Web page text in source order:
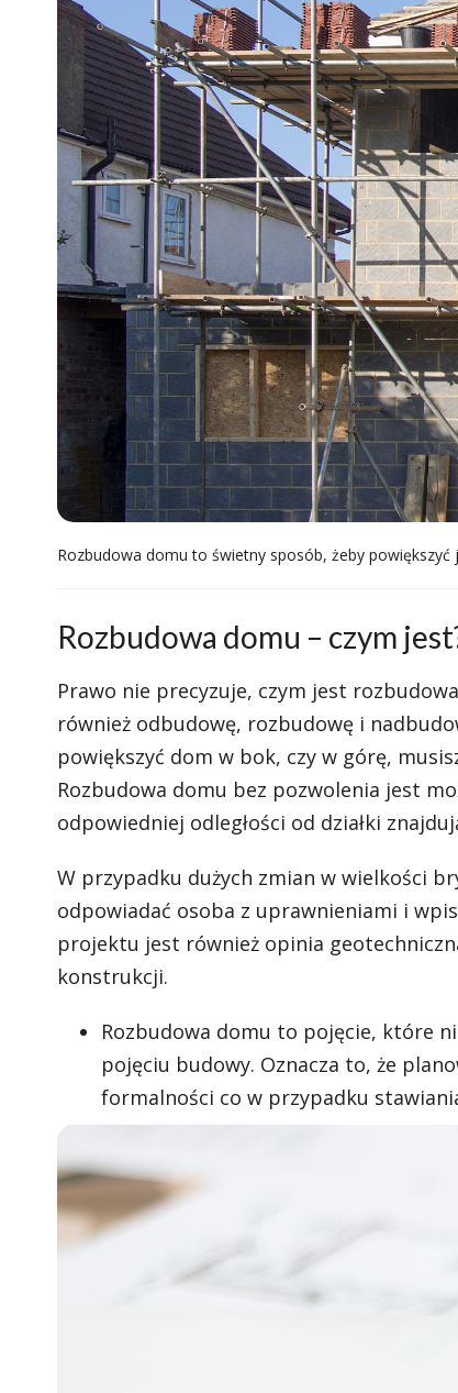
Rozbudowa domu to świetny sposób, żeby
Rozbudowa domu – czym
Prawo nie precyzuje, czym jest
również odbudowę, rozbudowę i
powiększyć dom w bok, czy w górę,
Rozbudowa domu bez pozwolenia jest
odpowiedniej odległości od działki
W przypadku dużych zmian w wielkości
odpowiadać osoba z uprawnieniami i
projektu jest również opinia
konstrukcji.
Rozbudowa domu to pojęcie, które
pojęciu budowy. Oznacza to, że
formalności co w przypadku